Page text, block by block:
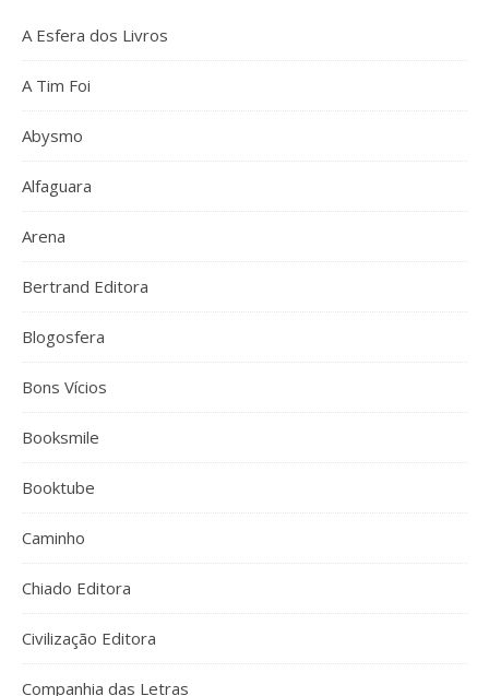
A Esfera dos Livros
A Tim Foi
Abysmo
Alfaguara
Arena
Bertrand Editora
Blogosfera
Bons Vícios
Booksmile
Booktube
Caminho
Chiado Editora
Civilização Editora
Companhia das Letras